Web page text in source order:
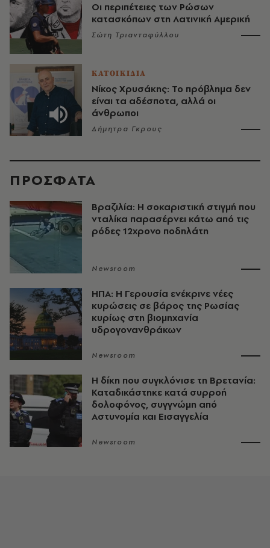
Οι περιπέτειες των Ρώσων
κατασκόπων στη Λατινική Αμερική
Σώτη Τριανταφύλλου
ΚΑΤΟΙΚΙΔΙΑ
Νίκος Χρυσάκης: Το πρόβλημα δεν
είναι τα αδέσποτα, αλλά οι
άνθρωποι
Δήμητρα Γκρους
ΠΡΟΣΦΑΤΑ
Βραζιλία: Η σοκαριστική στιγμή που
νταλίκα παρασέρνει κάτω από τις
ρόδες 12χρονο ποδηλάτη
Newsroom
ΗΠΑ: Η Γερουσία ενέκρινε νέες
κυρώσεις σε βάρος της Ρωσίας
κυρίως στη βιομηχανία
υδρογονανθράκων
Newsroom
H δίκη που συγκλόνισε τη Βρετανία:
Καταδικάστηκε κατά συρροή
δολοφόνος, συγγνώμη από
Αστυνομία και Εισαγγελία
Newsroom